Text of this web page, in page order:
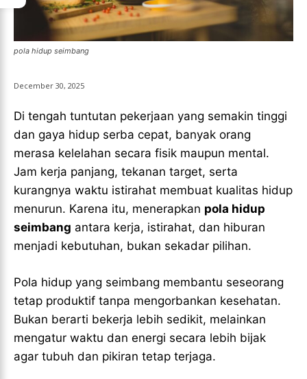
LIGA EROPA
INDONESIAN LEAGUE
ESPORT
TEAMS
ESPORTS WORLD CUP
FREE FIRE
PUBG MOBILE
DOTA 2
MOBILE LEGENDS
VALORANT
TEKNOLOGI
LIGA EROPA
INDONESIAN LEAGUE
ESPORT
TEAMS
ESPORTS WORLD CUP
FREE FIRE
PUBG MOBILE
DOTA 2
MOBILE LEGENDS
VALORANT
TEKNOLOGI
INDONESIAN LEAGUE
CRICKET
BASKETBALL
TENNIS
ESPORT
TEAMS
ESPORTS WORLD CUP
FREE FIRE
PUBG MOBILE
MOBILE LEGENDS
VALORANT
TEKNOLOGI
INDONESIAN LEAGUE
CRICKET
BASKETBALL
TENNIS
ESPORT
TEAMS
ESPORTS WORLD CUP
FREE FIRE
PUBG MOBILE
MOBILE LEGENDS
VALORANT
TEKNOLOGI
pola hidup seimbang
December 30, 2025
Di tengah tuntutan pekerjaan yang semakin tinggi
dan gaya hidup serba cepat, banyak orang
merasa kelelahan secara fisik maupun mental.
Jam kerja panjang, tekanan target, serta
kurangnya waktu istirahat membuat kualitas hidup
menurun. Karena itu, menerapkan pola hidup
seimbang antara kerja, istirahat, dan hiburan
menjadi kebutuhan, bukan sekadar pilihan.
Pola hidup yang seimbang membantu seseorang
tetap produktif tanpa mengorbankan kesehatan.
Bukan berarti bekerja lebih sedikit, melainkan
mengatur waktu dan energi secara lebih bijak
agar tubuh dan pikiran tetap terjaga.